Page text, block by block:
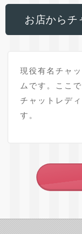
お店からチ
現役有名チャ
ムです。ここ
チャットレデ
す。